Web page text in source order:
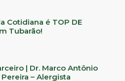
Cotidiana é TOP DE
Tubarão!
| Dr. Marco Antônio
– Alergista